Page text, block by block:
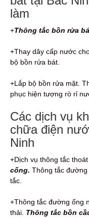
làm
+Thông tắc bồn rửa
+Thay dây cấp nước
bộ bồn rửa bát.
+Lắp bộ bồn rửa mặt.
phục hiện tượng rò rỉ
Các dịch vụ
chữa điện
Ninh
+Dịch vụ thông tắc thoát
cống. Thông tắc
tắc.
+Thông tắc đường ống
thải. Thông tắc bồn